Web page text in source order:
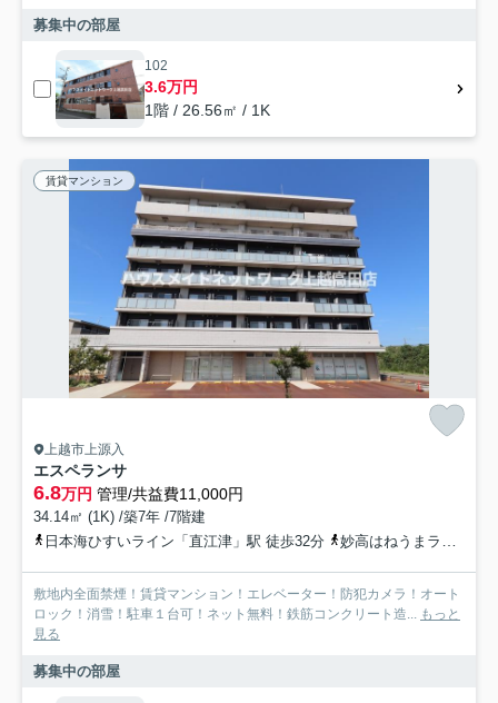
募集中の部屋
102
3.6万円
1階 / 26.56㎡ / 1K
賃貸マンション
上越市上源入
エスペランサ
6.8万円 管理/共益費11,000円
34.14㎡ (1K) /築7年 /7階建
日本海ひすいライン「直江津」駅 徒歩32分
妙高はねうまライン「直江津」駅 徒歩32分
敷地内全面禁煙！賃貸マンション！エレベーター！防犯カメラ！オート
ロック！消雪！駐車１台可！ネット無料！鉄筋コンクリート造... もっと
見る
募集中の部屋